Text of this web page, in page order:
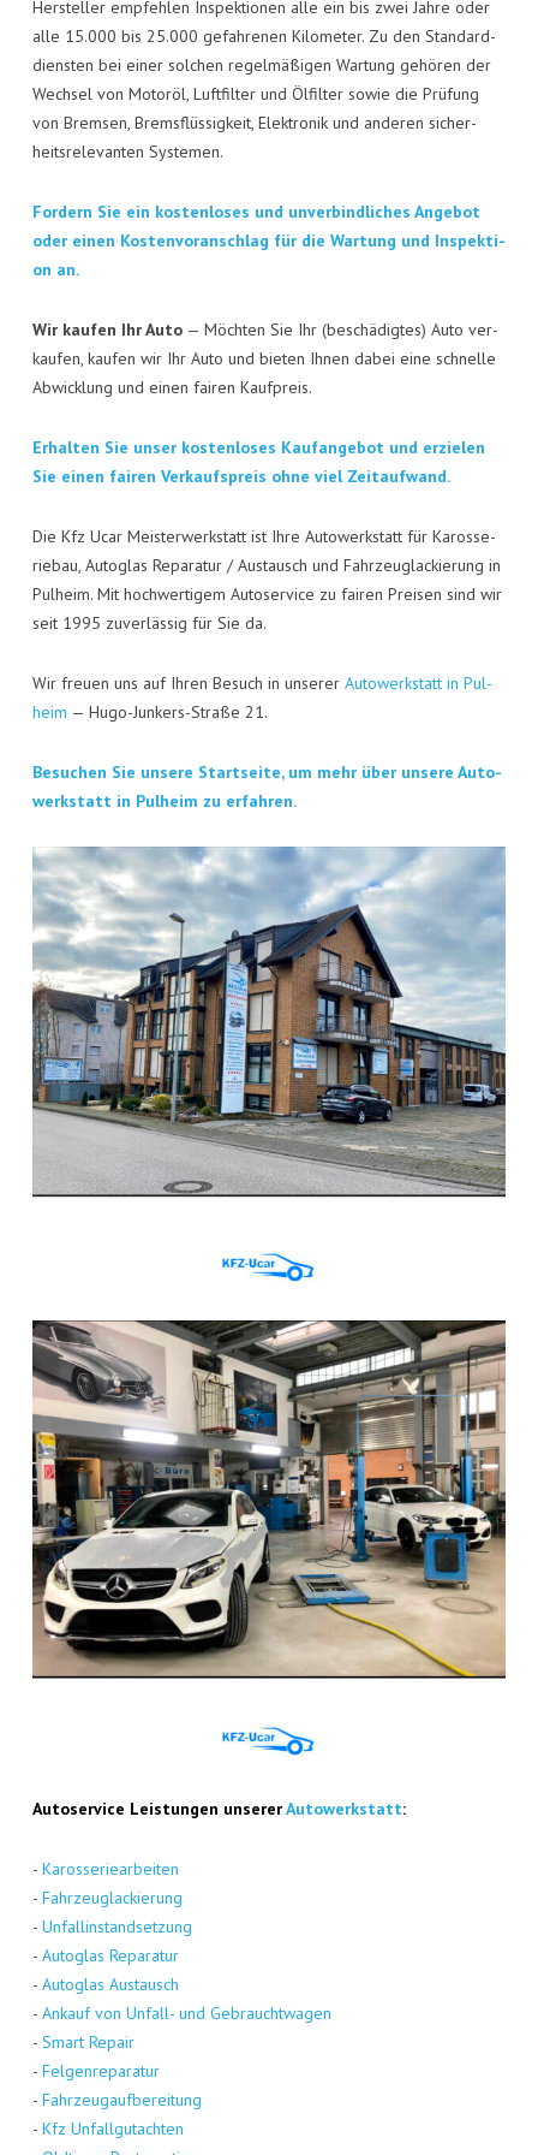
VISI­TEN­KAR­TE
JOBS
Her­stel­ler emp­feh­len Inspek­tio­nen alle ein bis zwei Jah­re oder
alle 15.000 bis 25.000 gefah­re­nen Kilo­me­ter. Zu den Stan­dard­
diens­ten bei einer sol­chen regel­mä­ßi­gen War­tung gehö­ren der
Wech­sel von Motor­öl, Luft­fil­ter und Ölfil­ter sowie die Prü­fung
von Brem­sen, Brems­flüs­sig­keit, Elek­tro­nik und ande­ren sicher­
heits­re­le­van­ten Systemen.
For­dern Sie ein kos­ten­lo­ses und unver­bind­li­ches Ange­bot
oder einen Kos­ten­vor­anschlag für die War­tung und Inspek­ti­
on an.
Wir kau­fen Ihr Auto— Möch­ten Sie Ihr (beschä­dig­tes) Auto ver­
kau­fen, kau­fen wir Ihr Auto und bie­ten Ihnen dabei eine schnel­le
Abwick­lung und einen fai­ren Kaufpreis.
Erhal­ten Sie unser kos­ten­lo­ses Kauf­an­ge­bot und erzie­len
Sie einen fai­ren Ver­kaufs­preis ohne viel Zeitaufwand.
Die Kfz Ucar Meis­ter­werk­statt ist Ihre Auto­werk­statt für Karos­se­
rie­bau, Auto­glas Repa­ra­tur / Aus­tausch und Fahr­zeug­la­ckie­rung in
Pul­heim. Mit hoch­wer­ti­gem Auto­ser­vice zu fai­ren Prei­sen sind wir
seit 1995 zuver­läs­sig für Sie da.
Wir freu­en uns auf Ihren Besuch in unse­rer Auto­werk­statt in Pul­
heim — Hugo-Jun­kers-Stra­ße 21.
Besu­chen Sie unse­re Start­sei­te, um mehr über unse­re Auto­
werk­statt in Pul­heim zu erfahren.
Auto­ser­vice Leis­tun­gen unse­rerAuto­werk­statt:
- Karos­se­rie­ar­bei­ten
- Fahr­zeug­la­ckie­rung
- Unfall­in­stand­set­zung
- Auto­glas Repa­ra­tur
- Auto­glas Aus­tausch
- Ankauf von Unfall- und Gebraucht­wa­gen
- Smart Repair
- Fel­gen­re­pa­ra­tur
- Fahr­zeug­auf­be­rei­tung
- Kfz Unfall­gut­ach­ten